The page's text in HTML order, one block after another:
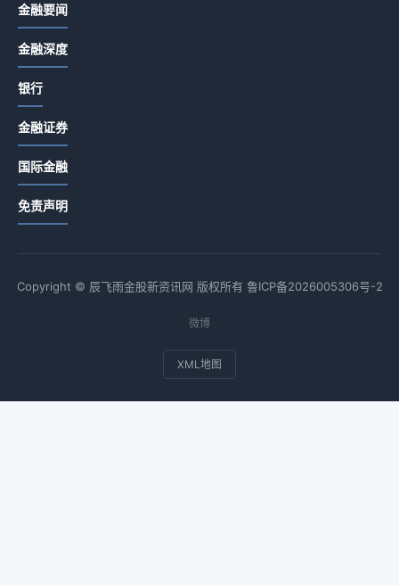
金融要闻
金融深度
银行
金融证券
国际金融
免责声明
Copyright © 辰飞雨金股新资讯网 版权所有 鲁ICP备2026005306号-2
微博
XML地图